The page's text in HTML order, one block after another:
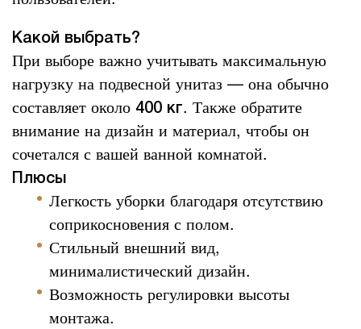
Какой выбрать?
При выборе важно учитывать максимальную
нагрузку на подвесной унитаз — она обычно
составляет около 400 кг. Также обратите
внимание на дизайн и материал, чтобы он
сочетался с вашей ванной комнатой.
Плюсы
Легкость уборки благодаря отсутствию
соприкосновения с полом.
Стильный внешний вид,
минималистический дизайн.
Возможность регулировки высоты
монтажа.